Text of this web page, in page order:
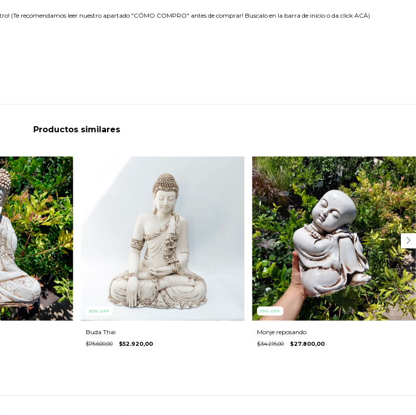
(Te recomendamos leer nuestro apartado "CÓMO COMPRO" antes de comprar! Buscalo en la barra de inicio o da click ACÁ)
Productos similares
30% OFF
Buda Thai
$75.600,00 $52.920,00
19%OFF
Monje reposando
$34.215,00 $27.800,00